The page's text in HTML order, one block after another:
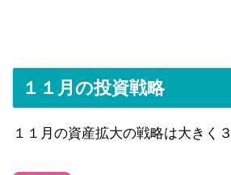
１１月の投資戦略
１１月の資産拡大の戦略は大きく